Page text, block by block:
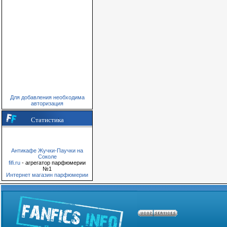
Для добавления необходима
авторизация
Статистика
Антикафе Жучки-Паучки на
Соколе
fifi.ru - агрегатор парфюмерии
№1
Интернет магазин парфюмерии